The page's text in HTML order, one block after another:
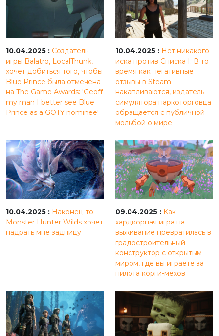
10.04.2025 : Создатель
игры Balatro, LocalThunk,
хочет добиться того, чтобы
Blue Prince была отмечена
на The Game Awards: 'Geoff
my man I better see Blue
Prince as a GOTY nominee'
10.04.2025 : Нет никакого
иска против Списка I: В то
время как негативные
отзывы в Steam
накапливаются, издатель
симулятора наркоторговца
обращается с публичной
мольбой о мире
10.04.2025 : Наконец-то:
Monster Hunter Wilds хочет
надрать мне задницу
09.04.2025 : Как
хардкорная игра на
выживание превратилась в
градостроительный
конструктор с открытым
миром, где вы играете за
пилота корги-мехов